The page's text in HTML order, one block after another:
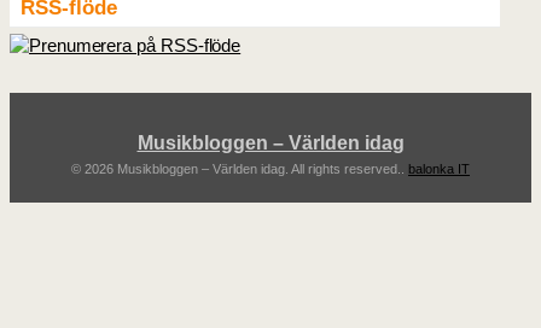
RSS-flöde
Musikbloggen – Världen idag
© 2026 Musikbloggen – Världen idag. All rights reserved.. balonka IT